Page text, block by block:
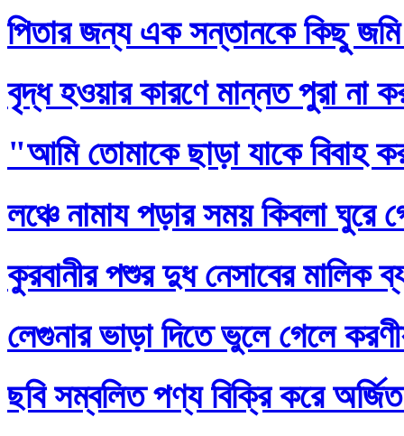
পিতার জন্য এক সন্তানকে কিছু জমি
বৃদ্ধ হওয়ার কারণে মান্নত পুরা না
"আমি তোমাকে ছাড়া যাকে
লঞ্চে নামায পড়ার সময় কিবলা ঘুরে
কুরবানীর পশুর দুধ নেসাবের মালিক
লেগুনার ভাড়া দিতে ভুলে গেলে
ছবি সম্বলিত পণ্য বিক্রি করে